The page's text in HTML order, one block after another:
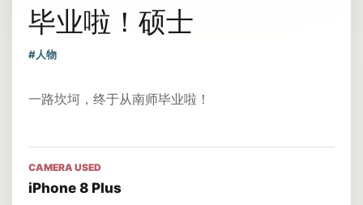
毕业啦！硕士
#人物
一路坎坷，终于从南师毕业啦！
CAMERA USED
iPhone 8 Plus